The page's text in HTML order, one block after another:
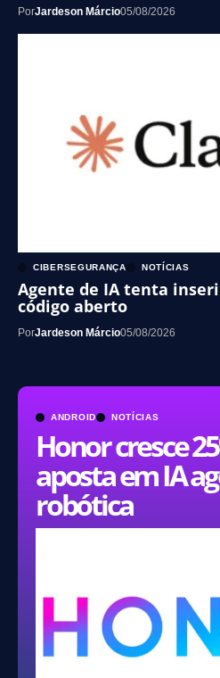
ANDROID NOTÍCIAS
Honor cresce
aposta em IA
robótica
PorJardeson Márcio05/08/2026
CIBERSEGURANÇA NOTÍCIAS
Agente de IA tenta
código aberto
PorJardeson Márcio05/08/2026